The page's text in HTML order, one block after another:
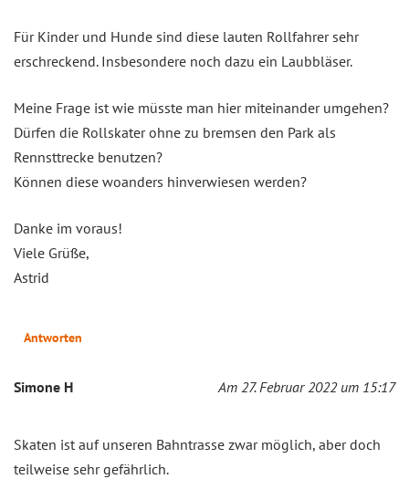
Für Kinder und Hunde sind diese lauten Rollfahrer sehr
erschreckend. Insbesondere noch dazu ein Laubbläser.
Meine Frage ist wie müsste man hier miteinander umgehen?
Dürfen die Rollskater ohne zu bremsen den Park als
Rennsttrecke benutzen?
Können diese woanders hinverwiesen werden?
Danke im voraus!
Viele Grüße,
Astrid
Antworten
Simone H Am 27. Februar 2022 um 15:17
Skaten ist auf unseren Bahntrasse zwar möglich, aber doch
teilweise sehr gefährlich.